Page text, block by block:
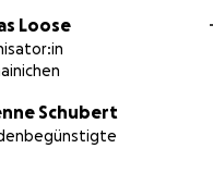
Teil abgedeckt.
niemand von uns
ob wir helfen.
egal wie groß oder
Loose
Schubert